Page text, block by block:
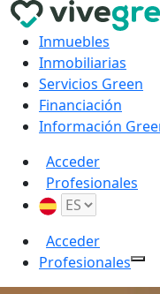
Inmuebles
Inmobiliarias
Servicios Green
Financiación
Información
Acceder
Profesionales
Acceder
Profesionales